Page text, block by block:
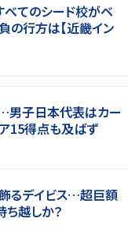
てのシード校がベ
の行方は【近畿イン
男子日本代表はカー
15得点も及ばず
るデイビス…超巨額
越しか？